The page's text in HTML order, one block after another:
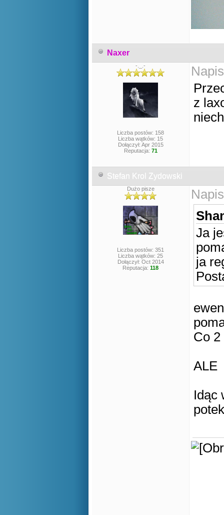
Naxer
-._.-
Liczba postów: 158
Liczba wątków: 15
Dołączył: Apr 2015
Reputacja: 71
z
Stefan Krol Zydowski
Dużo pisze
Liczba postów: 351
Liczba wątków: 25
Dołączył: Oct 2014
Reputacja: 118
Ja
ja
Co
ALE
Idąc